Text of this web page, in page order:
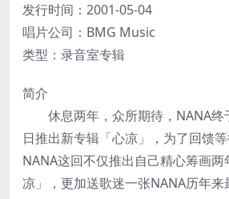
发行时间：2001-05-04
唱片公司：BMG Music
类型：录音室专辑
简介
休息两年，众所期待，NANA终
日推出新专辑「心凉」，为了回馈
NANA这回不仅推出自己精心筹画
凉」，更加送歌迷一张NANA历年